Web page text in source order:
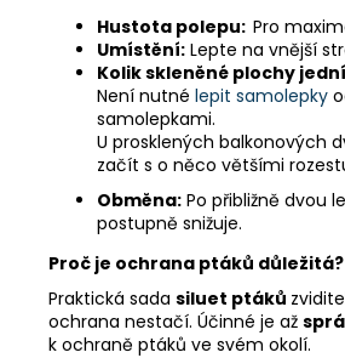
Hustota polepu: Pro
Umístění: Lepte na vnější
Kolik skleněné plochy
Není nutné lepit samolepky
samolepkami.
U prosklených balkonových
začít s o něco většími
Obměna: Po přibližně dvou
postupně snižuje.
Proč je ochrana ptáků důležitá?
Praktická sada siluet ptáků
ochrana nestačí. Účinné je až
k ochraně ptáků ve svém okolí.